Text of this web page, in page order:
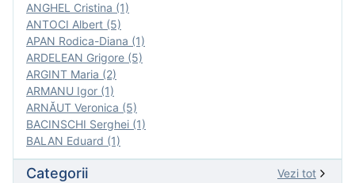
ANGHEL Cristina (1)
ANTOCI Albert (5)
APAN Rodica-Diana (1)
ARDELEAN Grigore (5)
ARGINT Maria (2)
ARMANU Igor (1)
ARNĂUT Veronica (5)
BACINSCHI Serghei (1)
BALAN Eduard (1)
Categorii Vezi tot